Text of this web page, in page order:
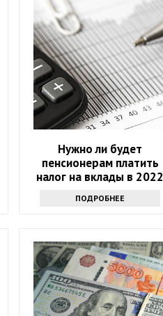
Нужно ли будет
пенсионерам платить
налог на вклады в 2022
ПОДРОБНЕЕ